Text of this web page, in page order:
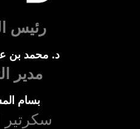
رئيس
د. محمد بن
مدير
بسام
سكرتير